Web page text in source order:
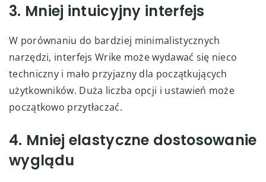
3. Mniej intuicyjny interfejs
W porównaniu do bardziej minimalistycznych
narzędzi, interfejs Wrike może wydawać się nieco
techniczny i mało przyjazny dla początkujących
użytkowników. Duża liczba opcji i ustawień może
początkowo przytłaczać.
4. Mniej elastyczne dostosowanie
wyglądu